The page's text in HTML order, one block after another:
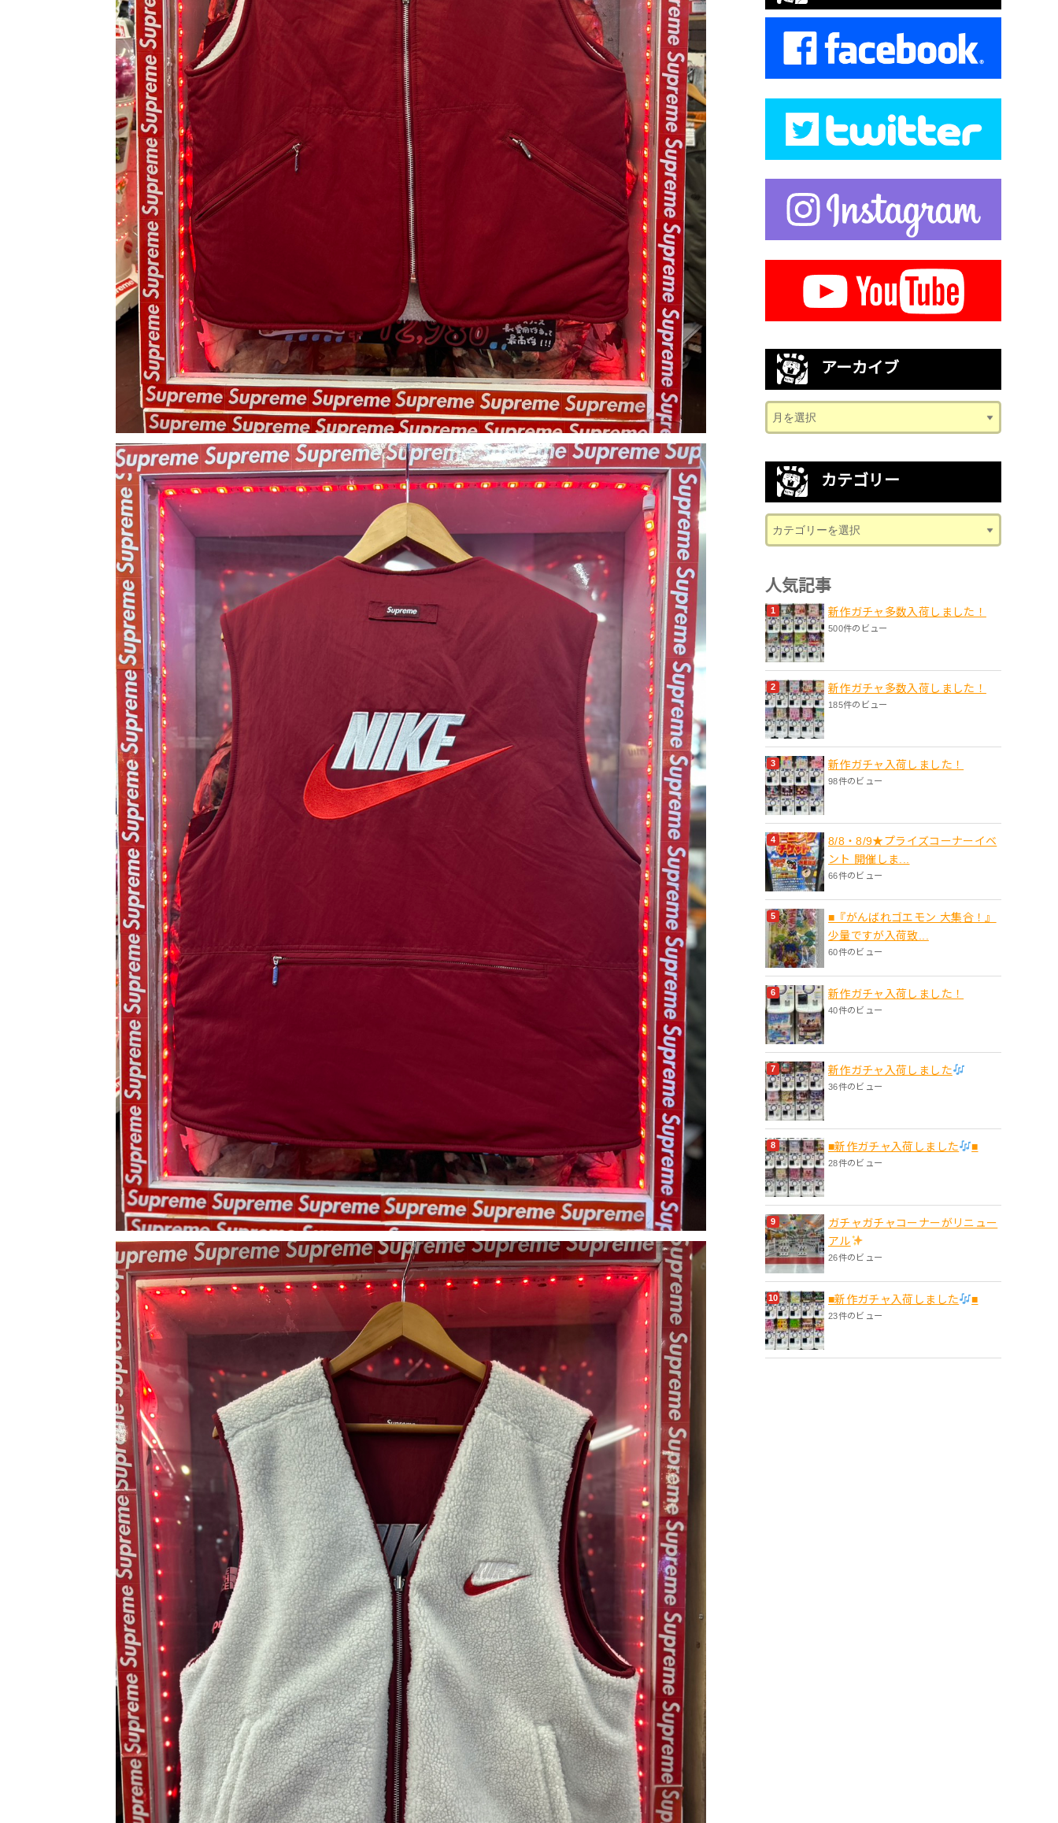
アーカイブ
カテゴリー
人気記事
新作ガチャ多数入荷しました！
500件のビュー
新作ガチャ多数入荷しました！
185件のビュー
新作ガチャ入荷しました！
98件のビュー
8/8・8/9★プライズコーナーイベ
ント 開催しま...
66件のビュー
■『がんばれゴエモン 大集合！』
少量ですが入荷致...
60件のビュー
新作ガチャ入荷しました！
40件のビュー
新作ガチャ入荷しました
36件のビュー
■新作ガチャ入荷しました ■
28件のビュー
ガチャガチャコーナーがリニュー
アル
26件のビュー
■新作ガチャ入荷しました ■
23件のビュー